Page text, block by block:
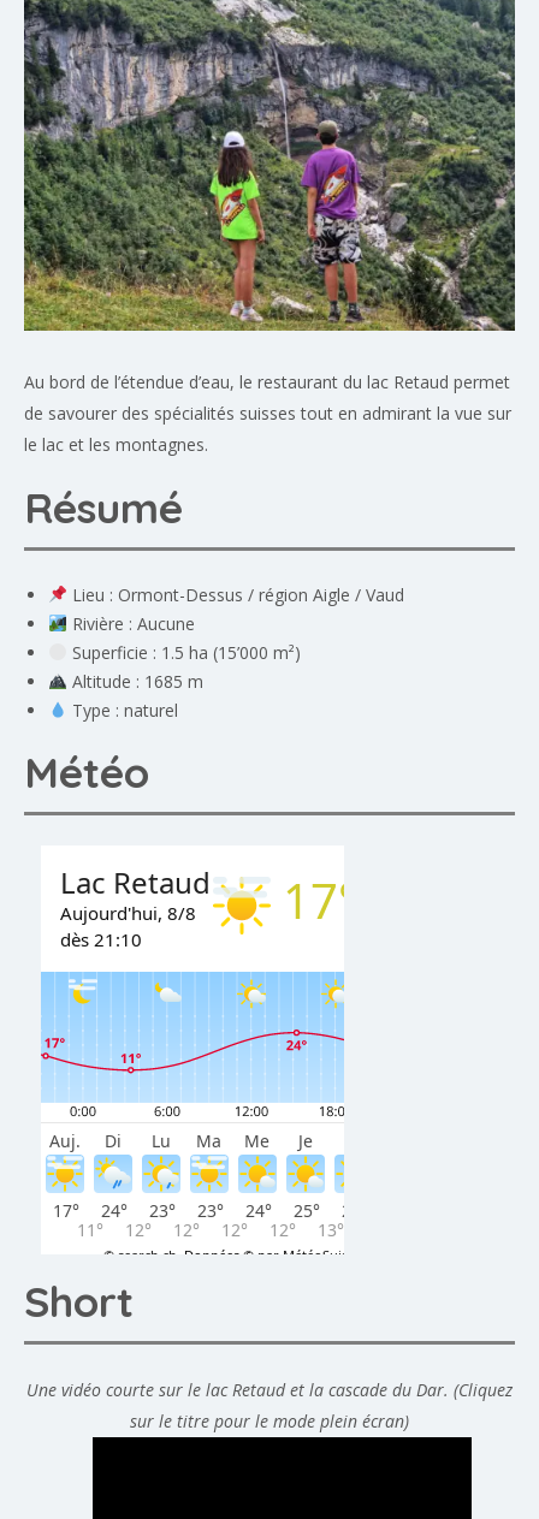
Au bord de l’étendue d’eau, le restaurant du lac Retaud permet
de savourer des spécialités suisses tout en admirant la vue sur
le lac et les montagnes.
Résumé
Lieu : Ormont-Dessus / région Aigle / Vaud
Rivière : Aucune
Superficie : 1.5 ha (15’000 m²)
Altitude : 1685 m
Type : naturel
Météo
Short
Une vidéo courte sur le lac Retaud et la cascade du Dar. (Cliquez
sur le titre pour le mode plein écran)